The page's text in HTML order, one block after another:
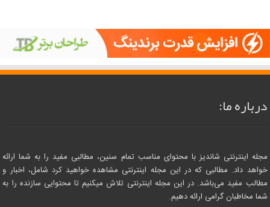
درباره ما:
مجله اینترنتی شاندیز با محتوای مناسب تمام سنین، مطالبی مفید را به شما ارائه
خواهد داد. مطالبی که در این مجله اینترنتی مشاهده خواهید کرد شامل، اخبار و
مطالب مفید می‌باشد. در این مجله اینترنتی تلاش میکنیم تا محتوایی سازنده را به
شما مخاطبان گرامی ارائه دهیم.